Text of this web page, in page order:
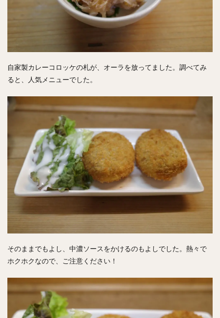
自家製カレーコロッケの札が、オーラを放ってました。調べてみ
ると、人気メニューでした。
そのままでもよし、中濃ソースをかけるのもよしでした。熱々で
ホクホクなので、ご注意ください！